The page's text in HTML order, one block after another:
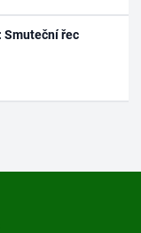
Smuteční řec